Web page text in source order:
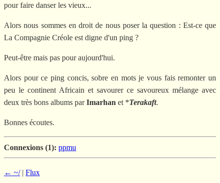
pour faire danser les vieux...
Alors nous sommes en droit de nous poser la question : Est-ce que
La Compagnie Créole est digne d'un ping ?
Peut-être mais pas pour aujourd'hui.
Alors pour ce ping concis, sobre en mots je vous fais remonter un
peu le continent Africain et savourer ce savoureux mélange avec
deux très bons albums parImarhan et *Terakaft.
Bonnes écoutes.
Connexions (1): ppmu
← ~/| Flux